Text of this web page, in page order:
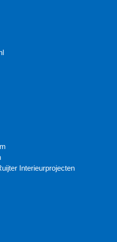
Interieurprojecten